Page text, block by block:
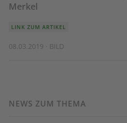
Merkel
LINK ZUM ARTIKEL
08.03.2019 · BILD
NEWS ZUM THEMA